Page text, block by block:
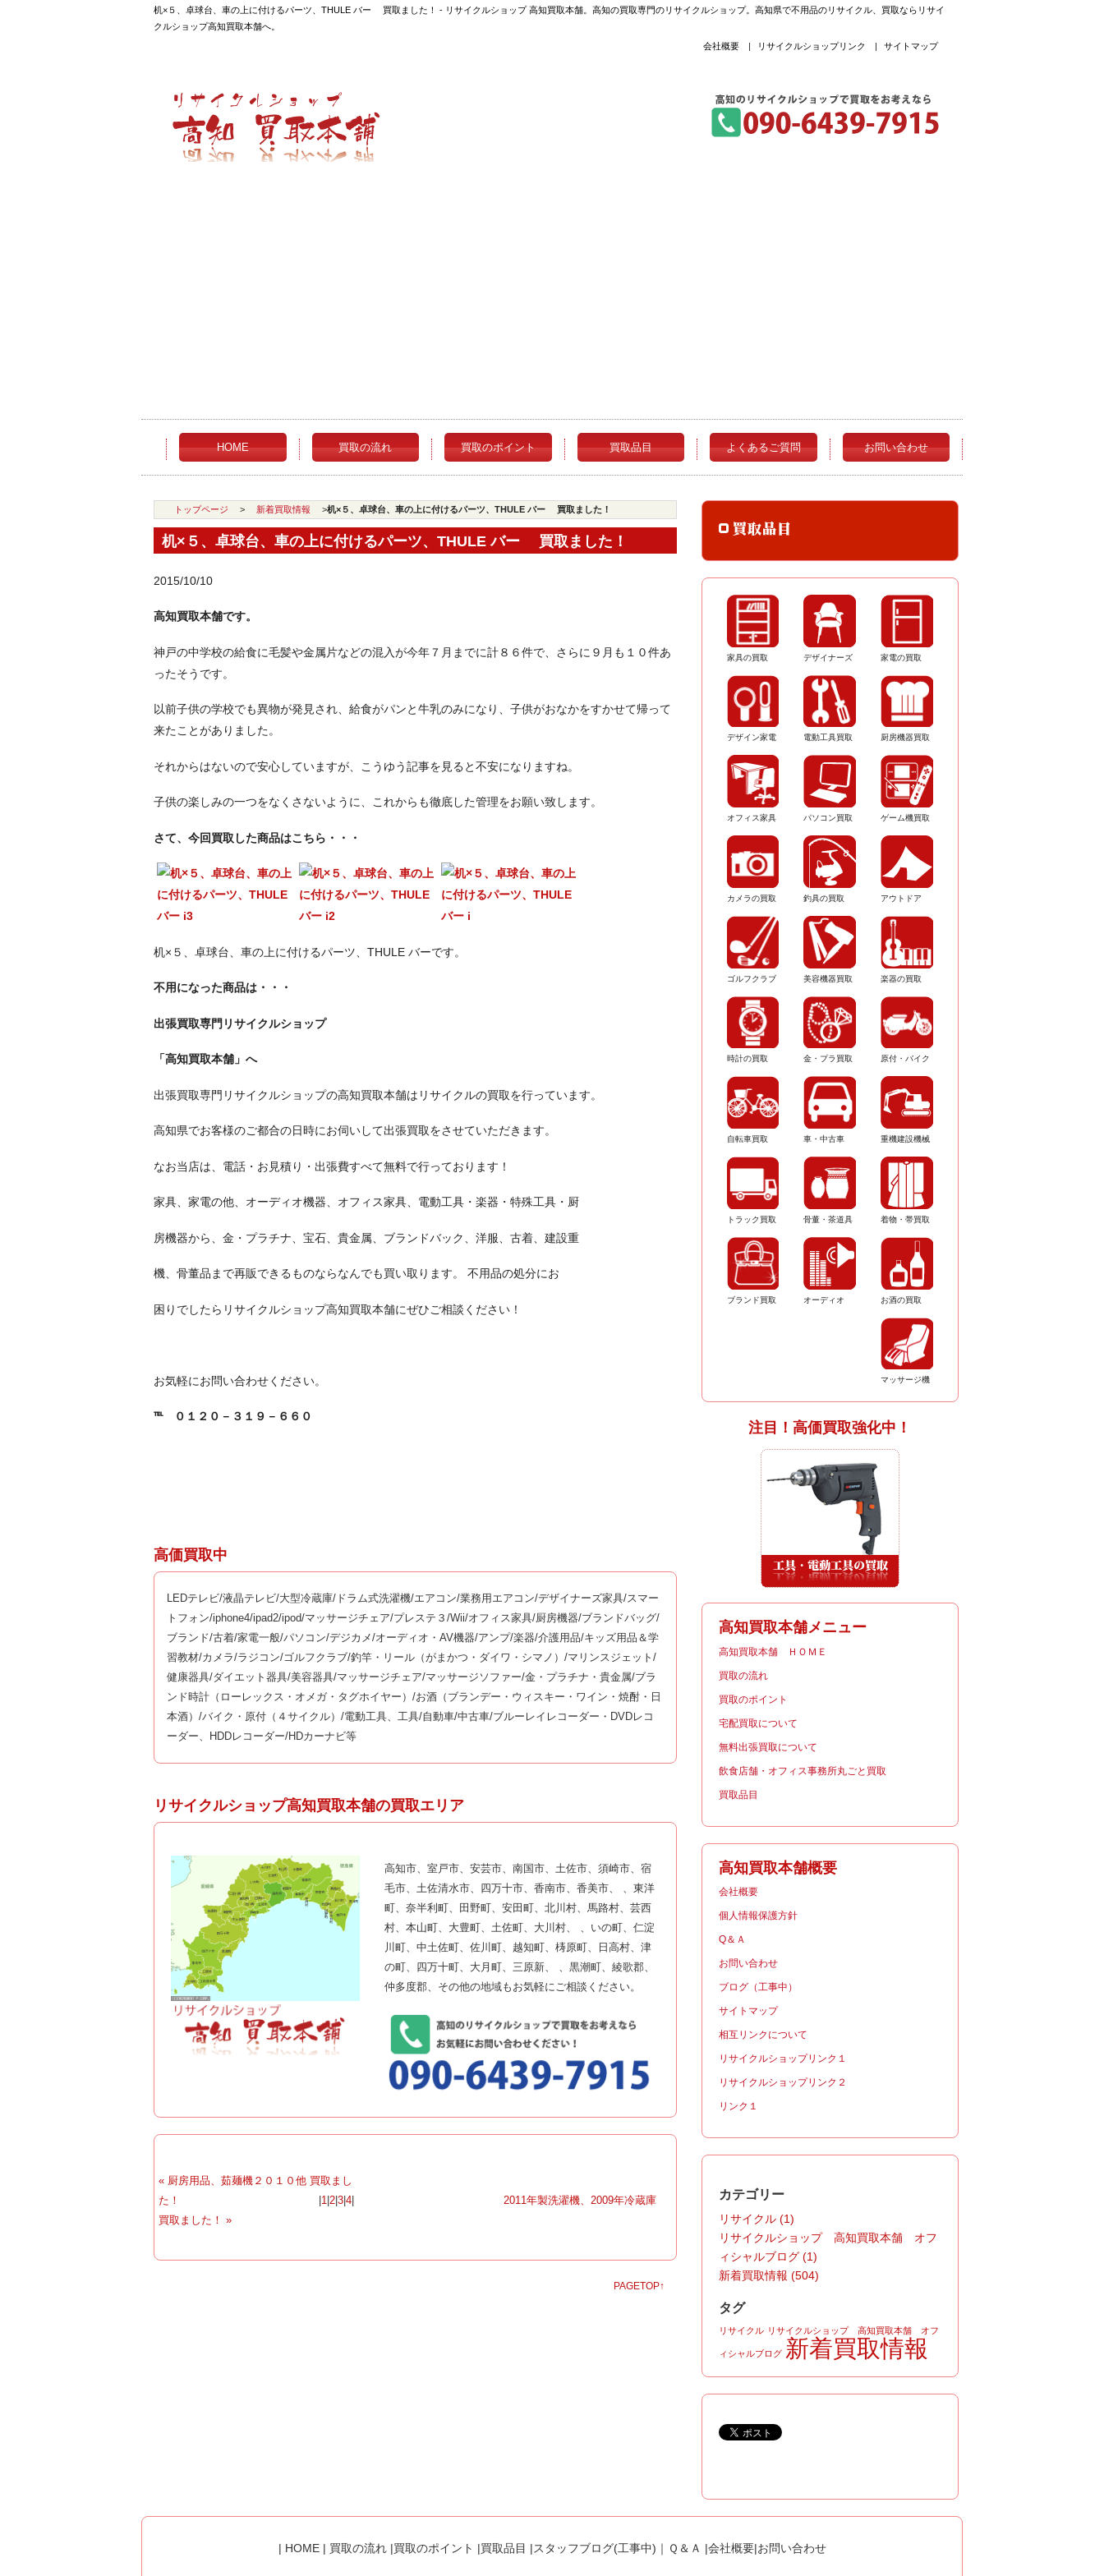
机×５、卓球台、車の上に付けるパーツ、THULE バー 買取ました！ - リサイクルショップ 高知買取本舗。高知の買取専門のリサイクルショップ。高知県で不用品のリサイクル、買取ならリサイ
クルショップ高知買取本舗へ。
会社概要 | リサイクルショップリンク | サイトマップ
HOME 買取の流れ 買取のポイント 買取品目 よくあるご質問 お問い合わせ
トップページ > 新着買取情報 >机×５、卓球台、車の上に付けるパーツ、THULE バー 買取ました！
机×５、卓球台、車の上に付けるパーツ、THULE バー 買取ました！
2015/10/10
高知買取本舗です。
神戸の中学校の給食に毛髪や金属片などの混入が今年７月までに計８６件で、さらに９月も１０件あ
ったそうです。
以前子供の学校でも異物が発見され、給食がパンと牛乳のみになり、子供がおなかをすかせて帰って
来たことがありました。
それからはないので安心していますが、こうゆう記事を見ると不安になりますね。
子供の楽しみの一つをなくさないように、これからも徹底した管理をお願い致します。
さて、今回買取した商品はこちら・・・
机×５、卓球台、車の上に付けるパーツ、THULE バーです。
不用になった商品は・・・
出張買取専門リサイクルショップ
「高知買取本舗」へ
出張買取専門リサイクルショップの高知買取本舗はリサイクルの買取を行っています。
高知県でお客様のご都合の日時にお伺いして出張買取をさせていただきます。
なお当店は、電話・お見積り・出張費すべて無料で行っております！
家具、家電の他、オーディオ機器、オフィス家具、電動工具・楽器・特殊工具・厨
房機器から、金・プラチナ、宝石、貴金属、ブランドバック、洋服、古着、建設重
機、骨董品まで再販できるものならなんでも買い取ります。 不用品の処分にお
困りでしたらリサイクルショップ高知買取本舗にぜひご相談ください！
お気軽にお問い合わせください。
℡ ０１２０－３１９－６６０
高価買取中
LEDテレビ/液晶テレビ/大型冷蔵庫/ドラム式洗濯機/エアコン/業務用エアコン/デザイナーズ家具/スマー
トフォン/iphone4/ipad2/ipod/マッサージチェア/プレステ３/Wii/オフィス家具/厨房機器/ブランドバッグ/
ブランド/古着/家電一般/パソコン/デジカメ/オーディオ・AV機器/アンプ/楽器/介護用品/キッズ用品＆学
習教材/カメラ/ラジコン/ゴルフクラブ/釣竿・リール（がまかつ・ダイワ・シマノ）/マリンスジェット/
健康器具/ダイエット器具/美容器具/マッサージチェア/マッサージソファー/金・プラチナ・貴金属/ブラ
ンド時計（ローレックス・オメガ・タグホイヤー）/お酒（ブランデー・ウィスキー・ワイン・焼酎・日
本酒）/バイク・原付（４サイクル）/電動工具、工具/自動車/中古車/ブルーレイレコーダー・DVDレコ
ーダー、HDDレコーダー/HDカーナビ等
リサイクルショップ高知買取本舗の買取エリア
高知市、室戸市、安芸市、南国市、土佐市、須崎市、宿
毛市、土佐清水市、四万十市、香南市、香美市、 、東洋
町、奈半利町、田野町、安田町、北川村、馬路村、芸西
村、本山町、大豊町、土佐町、大川村、 、いの町、仁淀
川町、中土佐町、佐川町、越知町、梼原町、日高村、津
の町、四万十町、大月町、三原新、 、黒潮町、綾歌郡、
仲多度郡、その他の地域もお気軽にご相談ください。
« 厨房用品、茹麺機２０１０他 買取まし
た！
1 2 3 4
2011年製洗濯機、2009年冷蔵庫
買取ました！ »
PAGETOP↑
家具の買取 デザイナーズ 家電の買取
デザイン家電 電動工具買取 厨房機器買取
オフィス家具 パソコン買取 ゲーム機買取
カメラの買取 釣具の買取 アウトドア
ゴルフクラブ 美容機器買取 楽器の買取
時計の買取 金・プラ買取 原付・バイク
自転車買取 車・中古車 重機建設機械
トラック買取 骨董・茶道具 着物・帯買取
ブランド買取 オーディオ お酒の買取
マッサージ機
注目！高価買取強化中！
高知買取本舗メニュー
高知買取本舗 ＨＯＭＥ
買取の流れ
買取のポイント
宅配買取について
無料出張買取について
飲食店舗・オフィス事務所丸ごと買取
買取品目
高知買取本舗概要
会社概要
個人情報保護方針
Q＆Ａ
お問い合わせ
ブログ（工事中）
サイトマップ
相互リンクについて
リサイクルショップリンク１
リサイクルショップリンク２
リンク１
カテゴリー
リサイクル (1)
リサイクルショップ 高知買取本舗 オフ
ィシャルブログ (1)
新着買取情報 (504)
タグ
リサイクル リサイクルショップ 高知買取本舗 オフ
ィシャルブログ 新着買取情報
| HOME| 買取の流れ|買取のポイント |買取品目 |スタッフブログ(工事中) ｜ Ｑ＆Ａ |会社概要|お問い合わせ